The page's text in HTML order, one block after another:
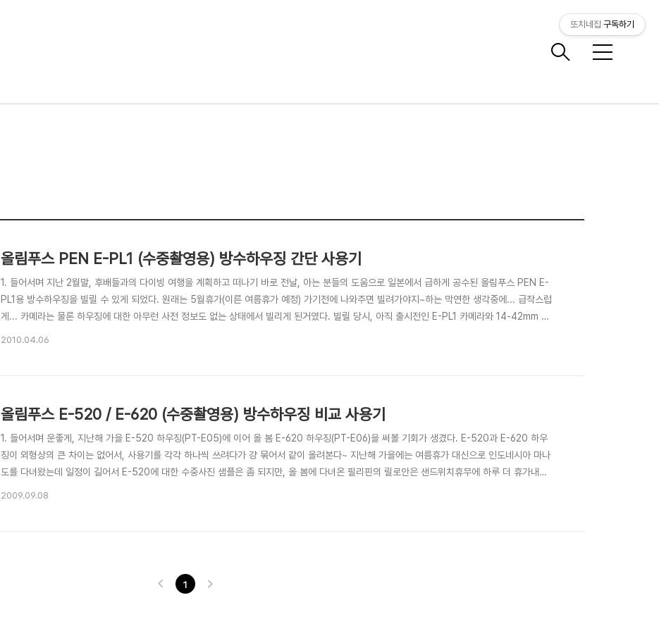
메
올림푸스 PEN E-PL1 (수중촬영용) 방수하우징 간단 사용기
1. 들어서며 지난 2월말, 후배들과의 다이빙 여행을 계획하고 떠나기 바로 전날, 아는 분들의 도움으로 일본에서 급하게 공수된 올림푸스 PEN E-
PL1용 방수하우징을 빌릴 수 있게 되었다. 원래는 5월휴가(이른 여름휴가 예정) 가기전에 나와주면 빌려가야지~하는 막연한 생각중에... 급작스럽
게... 카메라는 물론 하우징에 대한 아무런 사전 정보도 없는 상태에서 빌리게 된거였다. 빌릴 당시, 아직 출시전인 E-PL1 카메라와 14-42mm 렌
2010.04.06
올림푸스 E-520 / E-620 (수중촬영용) 방수하우징 비교 사용기
1. 들어서며 운좋게, 지난해 가을 E-520 하우징(PT-E05)에 이어 올 봄 E-620 하우징(PT-E06)을 써볼 기회가 생겼다. E-520과 E-620 하우
징이 외형상의 큰 차이는 없어서, 사용기를 각각 하나씩 쓰려다가 걍 묶어서 같이 올려본다~ 지난해 가을에는 여름휴가 대신으로 인도네시아 마나
도를 다녀왔는데 일정이 길어서 E-520에 대한 수중사진 샘플은 좀 되지만, 올 봄에 다녀온 필리핀의 릴로안은 샌드위치휴무에 하루 더 휴가내고
2009.09.08
1
또치네집 구독하기